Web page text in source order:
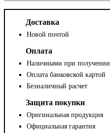
Доставка
Новой почтой
Оплата
Наличными при получении
Оплата банковской картой
Безналичный расчет
Защита покупки
Оригинальная продукция
Официальная гарантия